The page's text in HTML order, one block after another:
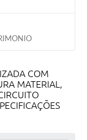
COM
MATERIAL,